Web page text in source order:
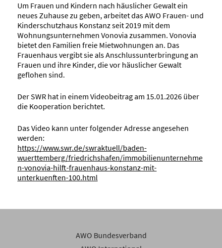
Um Frauen und Kindern nach häuslicher Gewalt ein
neues Zuhause zu geben, arbeitet das AWO Frauen- und
Kinderschutzhaus Konstanz seit 2019 mit dem
Wohnungsunternehmen Vonovia zusammen. Vonovia
bietet den Familien freie Mietwohnungen an. Das
Frauenhaus vergibt sie als Anschlussunterbringung an
Frauen und ihre Kinder, die vor häuslicher Gewalt
geflohen sind.
Der SWR hat in einem Videobeitrag am 15.01.2026 über
die Kooperation berichtet.
Das Video kann unter folgender Adresse angesehen
werden:
https://www.swr.de/swraktuell/baden-
wuerttemberg/friedrichshafen/immobilienunternehme
n-vonovia-hilft-frauenhaus-konstanz-mit-
unterkuenften-100.html
AWO Bundesverband